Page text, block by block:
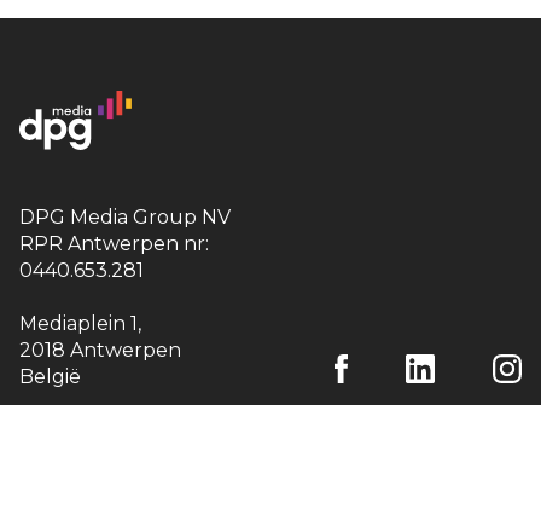
DPG Media Group NV
RPR Antwerpen nr:
0440.653.281
Mediaplein 1 ,
2018 Antwerpen
België